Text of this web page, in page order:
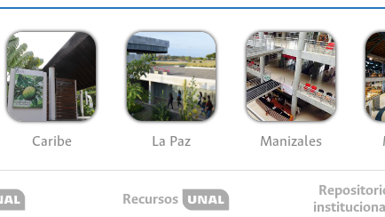
Caribe La Paz Manizales
Recursos